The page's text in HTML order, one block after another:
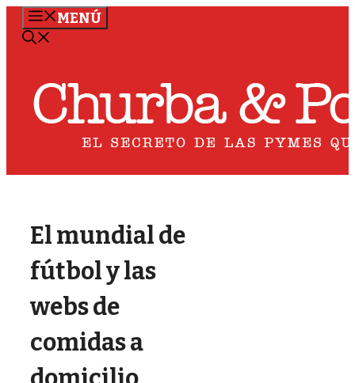
Saltar
MENÚ
El mundial de
fútbol y las
webs de
comidas a